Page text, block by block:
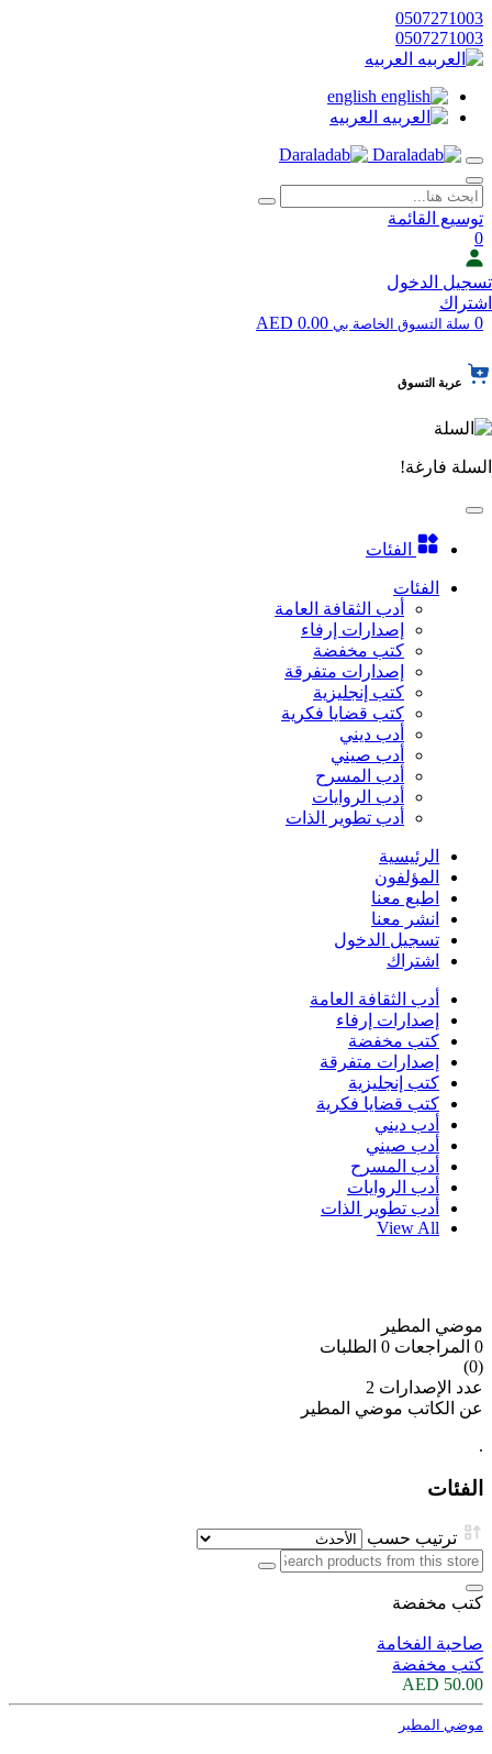
0507271003
0507271003
العربيه
english
العربيه
توسيع القائمة
0
تسجيل الدخول
اشتراك
0 سلة التسوق الخاصة بي
عربة التسوق
السلة فارغة!
الفئات
الفئات
أدب الثقافة العامة
إصدارات إرفاء
كتب مخفضة
إصدارات متفرقة
كتب إنجليزية
كتب قضايا فكرية
أدب ديني
أدب صيني
أدب المسرح
أدب الروايات
أدب تطوير الذات
الرئيسية
المؤلفون
اطبع معنا
انشر معنا
تسجيل الدخول
اشتراك
أدب الثقافة العامة
إصدارات إرفاء
كتب مخفضة
إصدارات متفرقة
كتب إنجليزية
كتب قضايا فكرية
أدب ديني
أدب صيني
أدب المسرح
أدب الروايات
أدب تطوير الذات
View All
موضي المطير
0 المراجعات
0 الطلبات
(0)
عدد الإصدارات 2
عن الكاتب موضي المطير
.
الفئات
ترتيب حسب
كتب مخفضة
صاحبة الفخامة
كتب مخفضة
50.00 AED
موضي المطير